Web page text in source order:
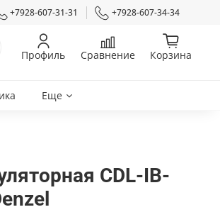
+7928-607-31-31 +7928-607-34-34
Профиль Сравнение Корзина
Еще
CDL-IB-